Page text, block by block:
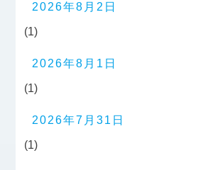
2026年8月2日
(1)
2026年8月1日
(1)
2026年7月31日
(1)